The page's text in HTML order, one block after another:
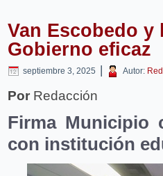
Van Escobedo y
Gobierno eficaz
septiembre 3, 2025 | Autor:
Por Redacción
Firma Municipio
con institución